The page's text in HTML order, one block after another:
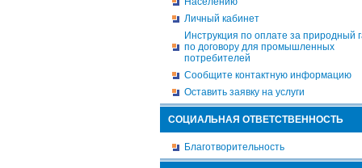
Личный кабинет
Инструкция по оплате за природный
по договору для промышленных
потребителей
Сообщите контактную информацию
Оставить заявку на услуги
СОЦИАЛЬНАЯ ОТВЕТСТВЕННОСТЬ
Благотворительность